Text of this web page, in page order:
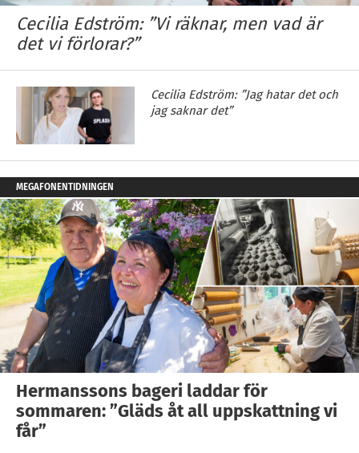
Cecilia Edström: ”Vi räknar, men vad är
det vi förlorar?”
Cecilia Edström: ”Jag hatar det och
jag saknar det”
MEGAFONENTIDNINGEN
Hermanssons bageri laddar för
sommaren: ”Gläds åt all uppskattning vi
får”